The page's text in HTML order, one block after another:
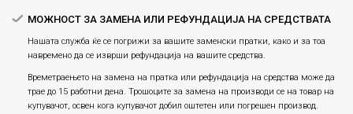
МОЖНОСТ ЗА ЗАМЕНА ИЛИ РЕФУНДАЦИЈА НА СРЕДСТВАТА
Нашата служба ќе се погрижи за вашите заменски пратки, како и за тоа
навремено да се изврши рефундација на вашите средства.
Времетраењето на замена на пратка или рефундацијa на средства може да
трае до 15 работни дена. Трошоците за замена на производи се на товар на
купувачот, освен кога купувачот добил оштетен или погрешен производ.